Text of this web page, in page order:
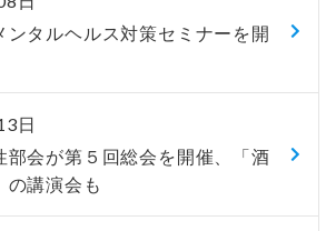
ンタルヘルス対策セミナーを開
日
部会が第５回総会を開催、「酒
の講演会も